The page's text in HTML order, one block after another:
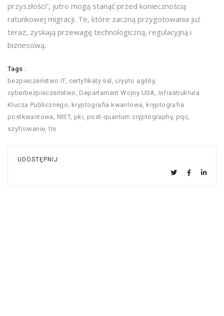
przyszłości”, jutro mogą stanąć przed koniecznością
ratunkowej migracji. Te, które zaczną przygotowania już
teraz, zyskają przewagę technologiczną, regulacyjną i
biznesową.
Tags :
bezpieczeństwo IT, certyfikaty ssl crypto agility,
cyberbezpieczeństwo Departament Wojny USA
Infrastruktura
Klucza Publicznego kryptografia kwantowa kryptografia
postkwantowa
NIST, pki post-quantum cryptography, pqc
szyfrowanie ,tls
UDOSTĘPNIJ